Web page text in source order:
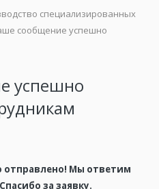
специализированных
сообщение успешно
успешно
отправлено! Мы ответим
за заявку.